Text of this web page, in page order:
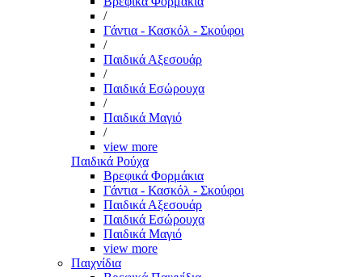
/
Γάντια - Κασκόλ - Σκούφοι
/
Παιδικά Αξεσουάρ
/
Παιδικά Εσώρουχα
/
Παιδικά Μαγιό
/
view more
Παιδικά Ρούχα
Βρεφικά Φορμάκια
Γάντια - Κασκόλ - Σκούφοι
Παιδικά Αξεσουάρ
Παιδικά Εσώρουχα
Παιδικά Μαγιό
view more
Παιχνίδια